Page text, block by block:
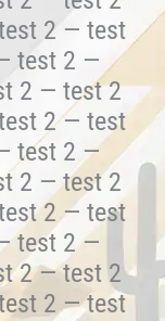
2 — test
test 2 —
2 — test 2
2 — test
test 2 —
2 — test 2
2 — test
test 2 —
2 — test 2
2 — test